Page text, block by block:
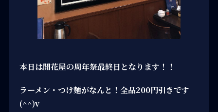
本日は開花屋の周年祭最終日となります！！
ラーメン・つけ麺がなんと！全品200円引きです
(^^)v